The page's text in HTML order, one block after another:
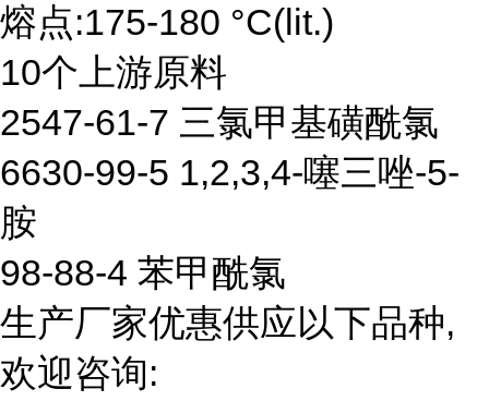
熔点:175-180 °C(lit.)
10个上游原料
2547-61-7 三氯甲基磺酰氯
6630-99-5 1,2,3,4-噻三唑-5-
胺
98-88-4 苯甲酰氯
生产厂家优惠供应以下品种,
欢迎咨询: